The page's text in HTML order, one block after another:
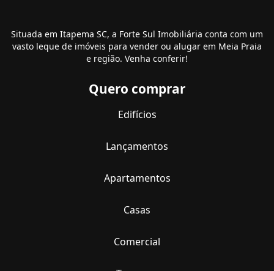
Situada em Itapema SC, a Forte Sul Imobiliária conta com um
vasto leque de imóveis para vender ou alugar em Meia Praia
e região. Venha conferir!
Quero comprar
Edifícios
Lançamentos
Apartamentos
Casas
Comercial